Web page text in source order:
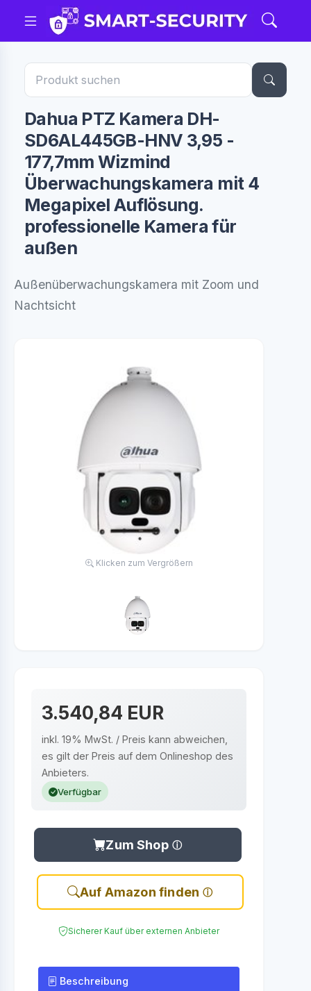
Dahua PTZ Kamera DH-
SD6AL445GB-HNV 3,95 -
177,7mm Wizmind
Überwachungskamera mit 4
Megapixel Auflösung.
professionelle Kamera für
außen
Außenüberwachungskamera mit Zoom und
Nachtsicht
Klicken zum Vergrößern
3.540,84 EUR
inkl. 19% MwSt. / Preis kann abweichen,
es gilt der Preis auf dem Onlineshop des
Anbieters.
Verfügbar
Zum Shop
Auf Amazon finden
Sicherer Kauf über externen Anbieter
Beschreibung